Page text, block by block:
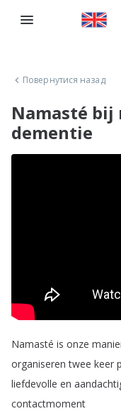
Повернутися назад
Namasté bij
dementie
Namasté is onze
organiseren twee keer
liefdevolle en
contactmoment